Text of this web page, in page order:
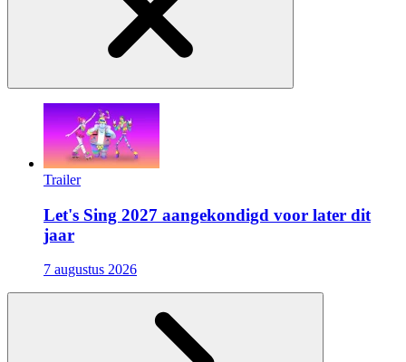
Trailer
Let's Sing 2027 aangekondigd voor later dit
jaar
7 augustus 2026